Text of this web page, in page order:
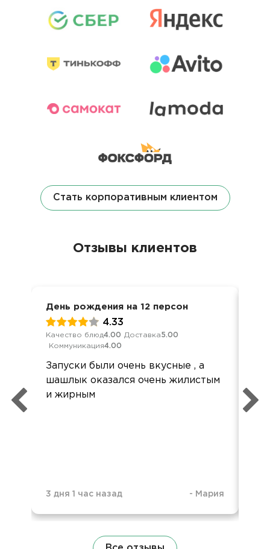
Стать корпоративным клиентом
Отзывы клиентов
День рождения на 12 персон
4.33
Качество блюд4.00 Доставка5.00
Коммуникация4.00
Запуски были очень вкусные , а
шашлык оказался очень жилистым
и жирным
3 дня 1 час назад - Мария
на